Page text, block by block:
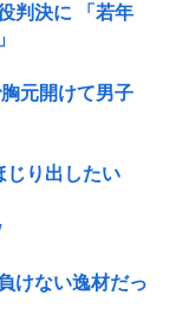
判決に 「若年
元開けて男子
じり出したい
けない逸材だっ